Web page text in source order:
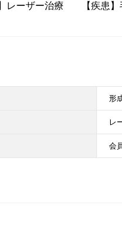
レーザー治療
【疾患
形
レ
会